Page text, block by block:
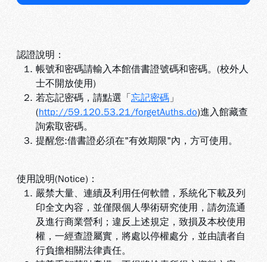
認證說明：
帳號和密碼請輸入本館借書證號碼和密碼。(校外人
士不開放使用)
若忘記密碼，請點選「 忘記密碼」
(http://59.120.53.21/forgetAuths.do)進入館藏查
詢索取密碼。
提醒您:借書證必須在"有效期限"內，方可使用。
使用說明(Notice)：
嚴禁大量、連續及利用任何軟體，系統化下載及列
印全文內容，並僅限個人學術研究使用，請勿流通
及進行商業營利；違反上述規定，致損及本校使用
權，一經查證屬實，將處以停權處分，並由讀者自
行負擔相關法律責任。